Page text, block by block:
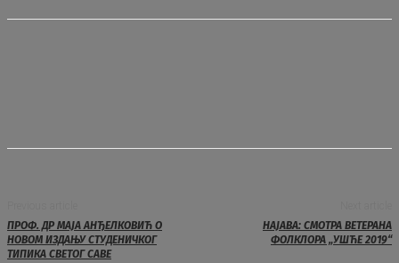
ПРОФ. ДР МАЈА АНЂЕЛКОВИЋ О
НОВОМ ИЗДАЊУ СТУДЕНИЧКОГ
ТИПИКА СВЕТОГ САВЕ
НАЈАВА: СМОТРА ВЕТЕРАНА
ФОЛКЛОРА „УШЋЕ 2019“